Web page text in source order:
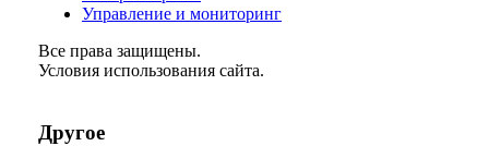
Управление и мониторинг
Все права защищены.
Условия использования сайта.
Другое